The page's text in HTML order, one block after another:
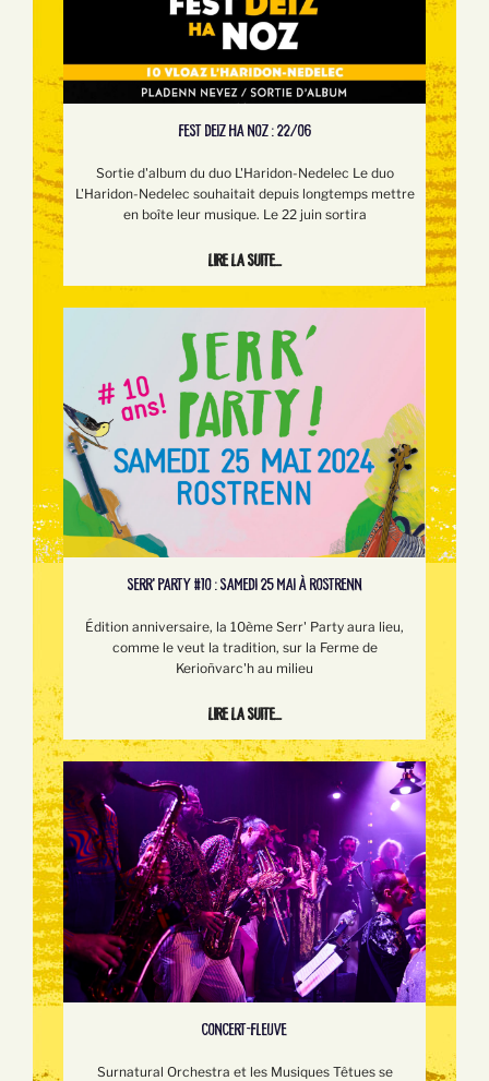
FEST DEIZ HA NOZ : 22/06
Sortie d'album du duo L'Haridon-Nedelec Le duo
L'Haridon-Nedelec souhaitait depuis longtemps mettre
en boîte leur musique. Le 22 juin sortira
Lire la suite...
SERR’ PARTY #10 : SAMEDI 25 MAI À ROSTRENN
Édition anniversaire, la 10ème Serr' Party aura lieu,
comme le veut la tradition, sur la Ferme de
Kerioñvarc'h au milieu
Lire la suite...
CONCERT-FLEUVE
Surnatural Orchestra et les Musiques Têtues se